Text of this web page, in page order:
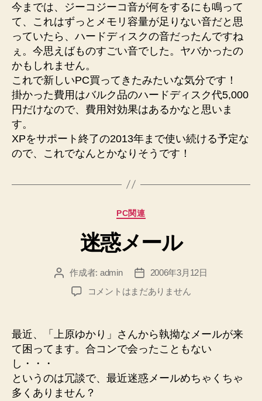
へ
の
今までは、ジーコジーコ音が何をするにも鳴って
て、これはずっとメモリ容量が足りない音だと思
っていたら、ハードディスクの音だったんですね
ぇ。今思えばものすごい音でした。ヤバかったの
かもしれません。
これで新しいPC買ってきたみたいな気分です！
掛かった費用はバルク品のハードディスク代5,000
円だけなので、費用対効果はあるかなと思いま
す。
XPをサポート終了の2013年まで使い続ける予定な
ので、これでなんとかなりそうです！
カ
ゴ
リ
PC関連
迷惑メール
投 作成者: admin
投
稿
日
2006年3月12日
迷
ー
ル
へ
コメントはまだありません
最近、「上原ゆかり」さんから執拗なメールが来
て困ってます。合コンで会ったこともない
し・・・
というのは冗談で、最近迷惑メールめちゃくちゃ
多くありません？